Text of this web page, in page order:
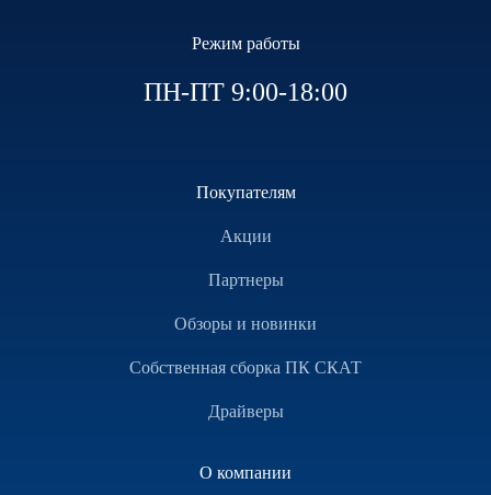
Режим работы
ПН-ПТ 9:00-18:00
Покупателям
Акции
Партнеры
Обзоры и новинки
Собственная сборка ПК СКАТ
Драйверы
О компании